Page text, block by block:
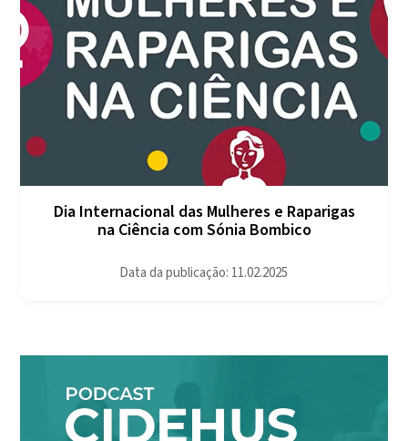
Dia Internacional das Mulheres e Raparigas
na Ciência com Sónia Bombico
Data da publicação: 11.02.2025